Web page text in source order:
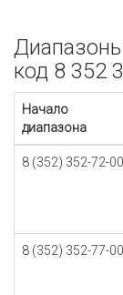
код 8 352
Начало
диапазона
8 (352) 352-72-00
8 (352) 352-77-00